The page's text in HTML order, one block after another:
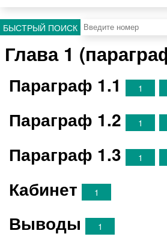
БЫСТРЫЙ ПОИСК
Глава 1
Параграф 1.1 1
Параграф 1.2 1
Параграф 1.3 1
Кабинет 1
Выводы 1